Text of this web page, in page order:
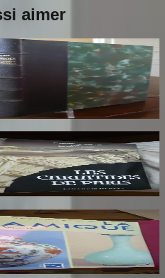
aimer
la Fin du XIIe au
Orient